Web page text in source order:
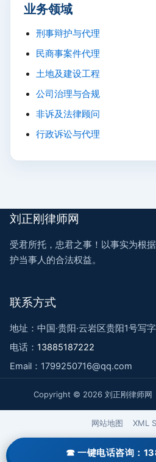
业务领域
刑事辩护与代理
民商事案件代理
土地及建设工程
公司治理与合规
非诉及法律顾问
行政诉讼与代理
刘正刚律师网
受君所托，忠君之事！以事实为根
护当事人的合法权益。
联系方式
地址：中国·贵阳·云岩区贵阳1号写
电话： 13885187222
Email：1799250716@qq.com
Copyright © 2026 刘正刚律师网
一键电话咨询：
一键电话咨询：
网站地图 XML